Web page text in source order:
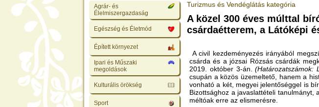
Agrár- és
Élelmiszergazdaság
Egészség és Életmód
Épített környezet
Ipari és Műszaki
megoldások
Kulturális örökség
Sport
Turizmus és Vendéglátás kategória
A közel 300 éves múlttal
csárdaétterem, a Látóképi
A civil kezdeményezés irányából
csárda és a józsai Rózsás csárdák
2019. október 3-án.(Határozatszámok:
csupán a közös üzemeltető, hanem a
vonható a két, megyei jelentőséggel is
Bizottsághoz a javaslattételi
méltóak erre az elismerésre.